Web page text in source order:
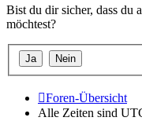
Bist du dir sicher, dass du
möchtest?
Foren-Übersicht
Alle Zeiten sind